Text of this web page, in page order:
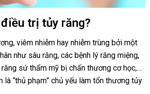
trị tủy răng?
viêm nhiễm hay nhiễm trùng bởi một
như sâu răng, các bệnh lý răng miệng,
sứ thẩm mỹ bị chấn thương cơ học,…
là “thủ phạm” chủ yếu làm tổn thương tủy